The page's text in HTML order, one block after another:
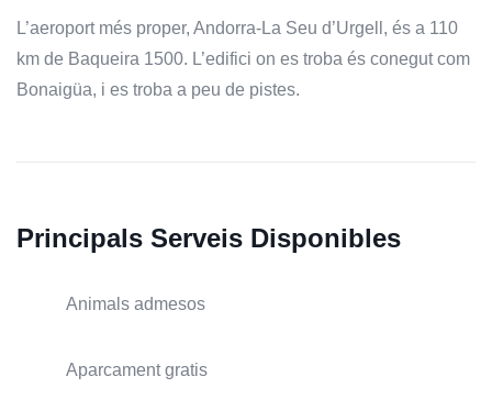
L’aeroport més proper, Andorra-La Seu d’Urgell, és a 110
km de Baqueira 1500. L’edifici on es troba és conegut com
Bonaigüa, i es troba a peu de pistes.
Principals Serveis Disponibles
Animals admesos
Aparcament gratis